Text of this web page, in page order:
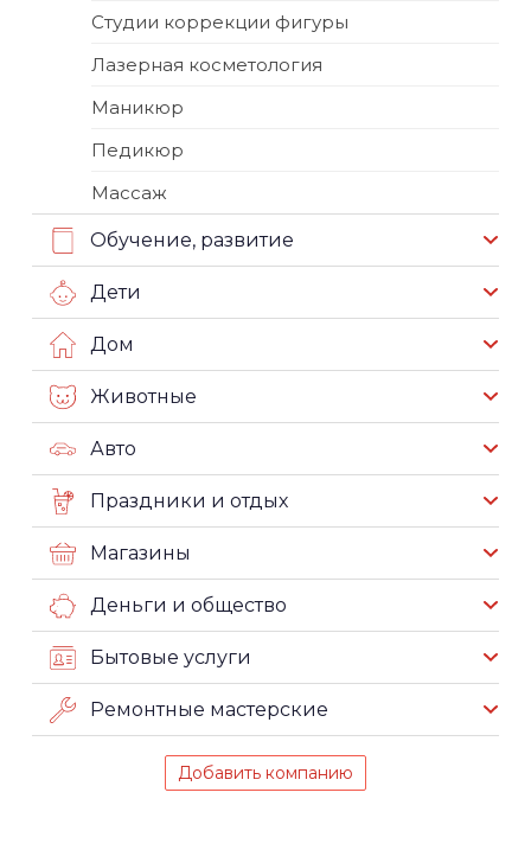
Студии коррекции фигуры
Лазерная косметология
Маникюр
Педикюр
Массаж
Обучение, развитие
Дети
Дом
Животные
Авто
Праздники и отдых
Магазины
Деньги и общество
Бытовые услуги
Ремонтные мастерские
Добавить компанию